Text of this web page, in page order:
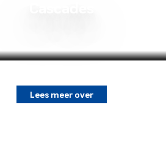
Lees meer over